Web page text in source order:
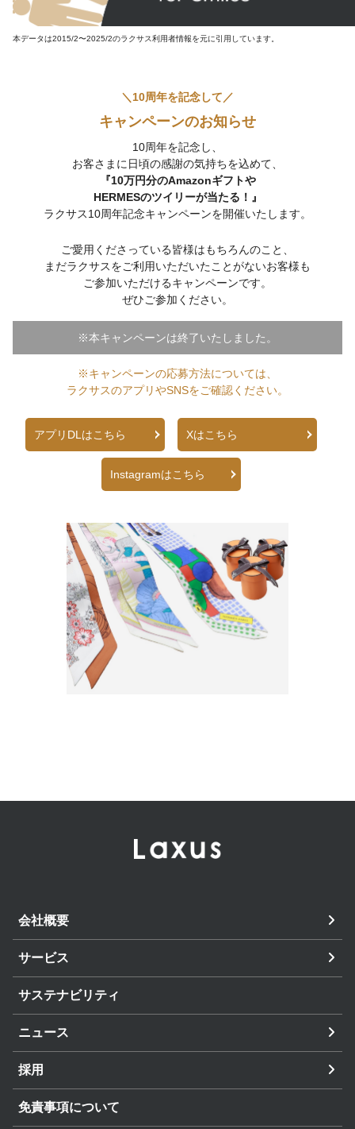
本データは2015/2〜2025/2のラクサス利用者情報を元に引用しています。
10周年を記念して
キャンペーンのお知らせ
10周年を記念し、
お客さまに日頃の感謝の気持ちを込めて、
『10万円分のAmazonギフトや
HERMESのツイリーが当たる！』
ラクサス10周年記念キャンペーンを開催いたします。
ご愛用くださっている皆様はもちろんのこと、
まだラクサスをご利用いただいたことがないお客様も
ご参加いただけるキャンペーンです。
ぜひご参加ください。
※本キャンペーンは終了いたしました。
※キャンペーンの応募方法については、
ラクサスのアプリやSNSをご確認ください。
アプリDLはこちら Xはこちら
Instagramはこちら
会社概要
サービス
サステナビリティ
ニュース
採用
免責事項について